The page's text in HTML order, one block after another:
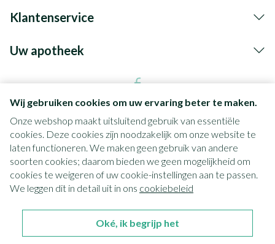
Wij gebruiken cookies om uw ervaring beter te maken.
Onze webshop maakt uitsluitend gebruik van essentiële
cookies. Deze cookies zijn noodzakelijk om onze website te
laten functioneren. We maken geen gebruik van andere
soorten cookies; daarom bieden we geen mogelijkheid om
cookies te weigeren of uw cookie-instellingen aan te passen.
We leggen dit in detail uit in ons cookiebeleid
Oké, ik begrijp het
Klantenservice
Uw apotheek
Juridische links